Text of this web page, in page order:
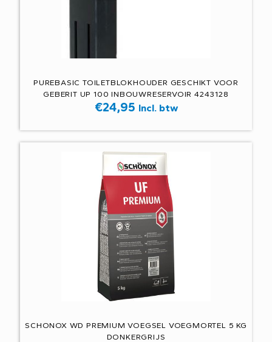
PUREBASIC TOILETBLOKHOUDER GESCHIKT VOOR
GEBERIT UP 100 INBOUWRESERVOIR 4243128
€24,95 Incl. btw
SCHONOX WD PREMIUM VOEGSEL VOEGMORTEL 5 KG
DONKERGRIJS